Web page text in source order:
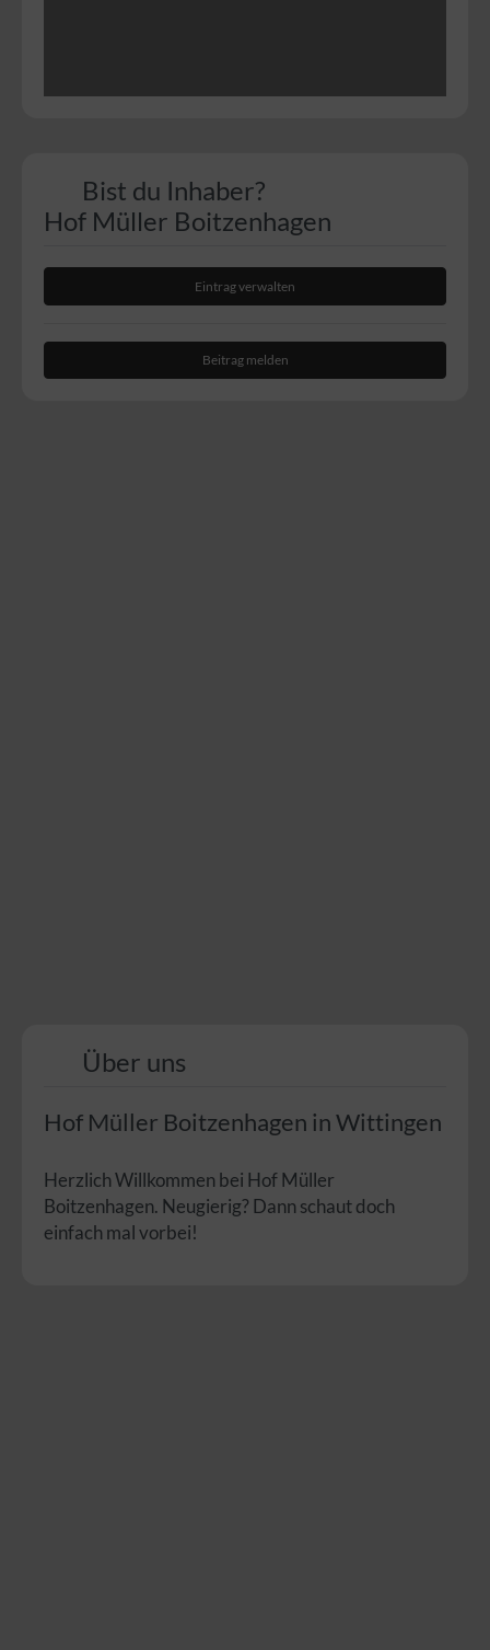
Bist du Inhaber?
Hof Müller Boitzenhagen
Eintrag verwalten
Beitrag melden
Über uns
Hof Müller Boitzenhagen in Wittingen
Herzlich Willkommen bei Hof Müller
Boitzenhagen. Neugierig? Dann schaut doch
einfach mal vorbei!